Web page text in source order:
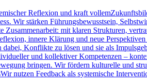
Reflexion und kraft
Wir stärken Führungsbewusstsein,
Zusammenarbeit: mit klaren Strukturen,
innere Klärung und neue
dabei, Konflikte zu lösen und sie als
und kollektiver Kompetenzen –
bringen. Wir fördern kulturelle und
Wir nutzen Feedback als systemische